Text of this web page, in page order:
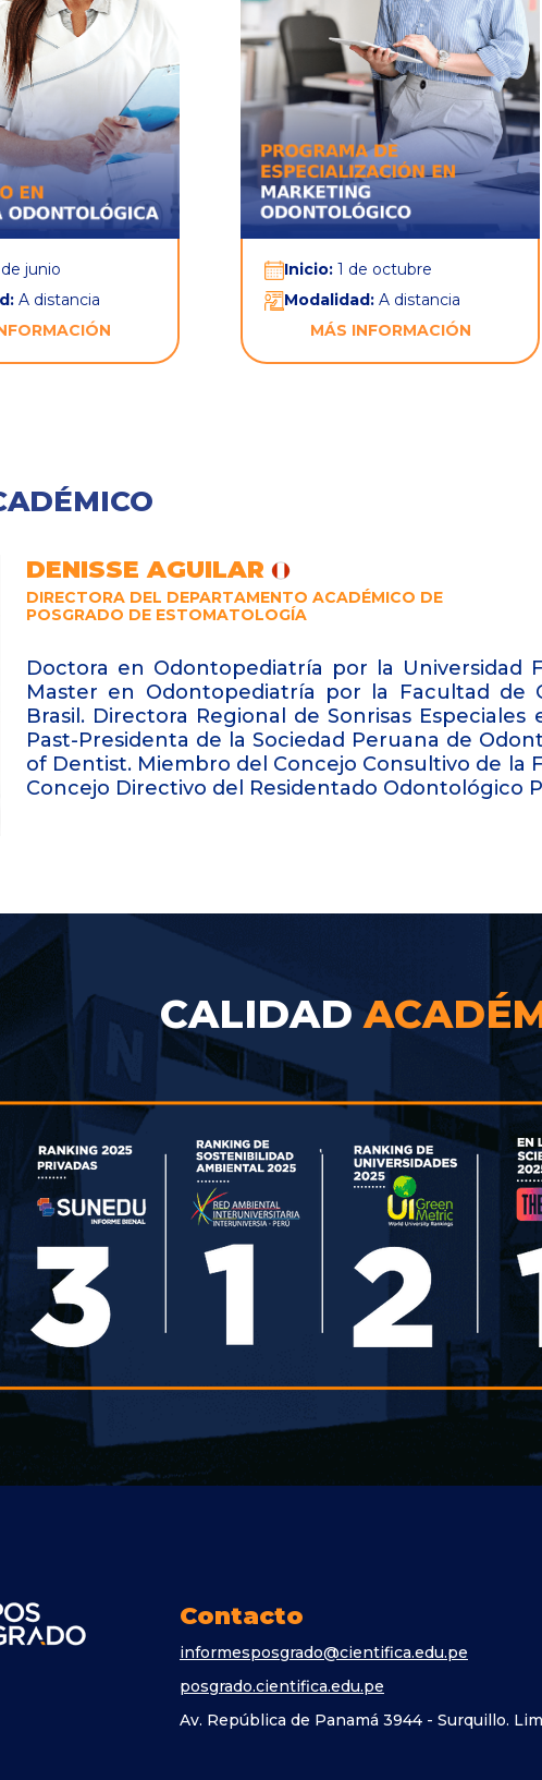
DENISSE AGUILAR
Doctora en Odontopediatría por la Universidad
Master en Odontopediatría por la Facultad de
Brasil. Directora Regional de Sonrisas
Past-Presidenta de la Sociedad Peruana de
of Dentist. Miembro del Concejo Consultivo de
Concejo Directivo del Residentado Odontológico
DIRECTORA DEL DEPARTAMENTO ACADÉMICO DE
POSGRADO DE ESTOMATOLOGÍA
CALIDAD
Contacto
informesposgrado@cientifica.edu.pe
posgrado.cientifica.edu.pe
Av. República de Panamá 3944 - Surquillo.
junio
A distancia
Inicio: 1 de octubre
Modalidad: A distancia
MÁS INFORMACIÓN